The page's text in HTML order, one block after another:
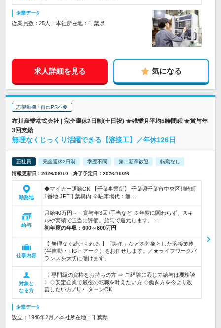
企業データ
従業員数：25人／本社所在地：千葉県
求人詳細を見る 気になる
志望動機・自己PR不要
布川産業株式会社 | 完全週休2日制(土日祝) ★残業月平均5時間程 ★賞与年
3回支給
無理なくじっくり活躍できる【溶接工】／年休126日
正社員 完全週休2日制 学歴不問 第二新卒歓迎 転勤なし
情報更新日：2026/06/10 終了予定日：2026/10/26
勤務地
◆マイカー通勤OK 【千葉事業所】 千葉県千葉市中央区川崎町
1番地 JFE千葉構内 ※駐車場代：無…
給与
月給40万円～＋賞与年3回+手当など ※年齢に関わらず、スキ
ルや実績で正当に評価。給与で還元します。 …
初年度の年収： 600～800万円
仕事内容
【 無理なく続けられる 】「製缶」などを対象とした溶接業務
(半自動・TIG・アーク）をお任せします。／★ライフワークバ
ランスを大切に働けます。
対象と
なる方
〈 専門級の資格をお持ちの方 ⇒ ご経験に応じて給与は要相談
〉◇安定企業で最後の転職を叶えたい方 ◇働き方を今より改
善したい方／U・IターンOK
企業データ
設立：1946年2月／本社所在地：千葉県